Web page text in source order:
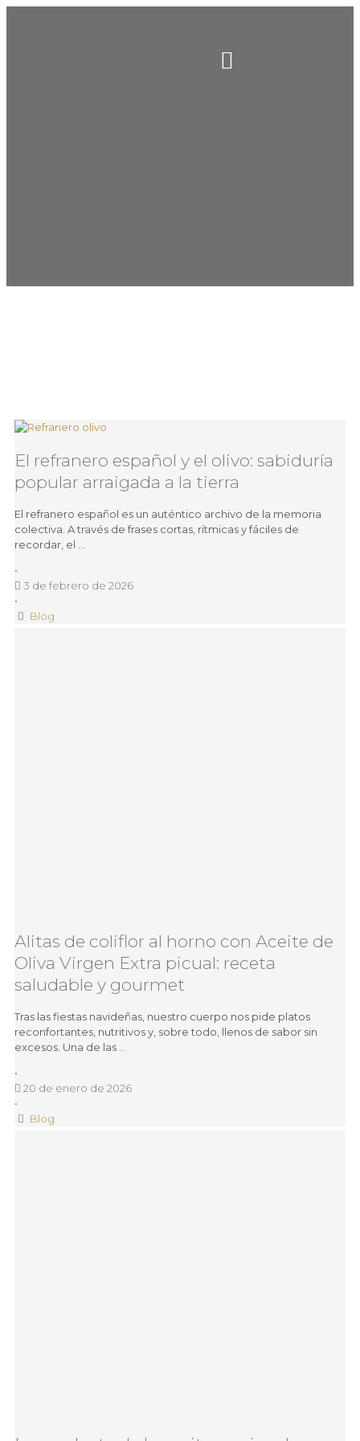
El refranero español y el olivo: sabiduría
popular arraigada a la tierra
El refranero español es un auténtico archivo de la memoria
colectiva. A través de frases cortas, rítmicas y fáciles de
recordar, el …
•
3 de febrero de 2026
•
Blog
Alitas de coliflor al horno con Aceite de
Oliva Virgen Extra picual: receta
saludable y gourmet
Tras las fiestas navideñas, nuestro cuerpo nos pide platos
reconfortantes, nutritivos y, sobre todo, llenos de sabor sin
excesos. Una de las …
•
20 de enero de 2026
•
Blog